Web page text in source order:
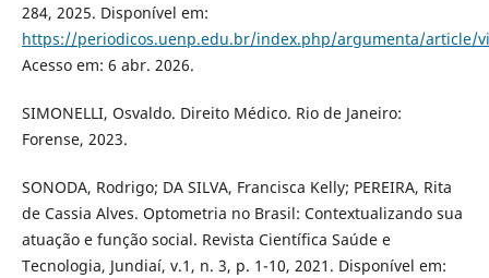
284, 2025. Disponível em:
https://periodicos.uenp.edu.br/index.php/argumenta/article/
Acesso em: 6 abr. 2026.
SIMONELLI, Osvaldo. Direito Médico. Rio de Janeiro:
Forense, 2023.
SONODA, Rodrigo; DA SILVA, Francisca Kelly; PEREIRA, Rita
de Cassia Alves. Optometria no Brasil: Contextualizando sua
atuação e função social. Revista Científica Saúde e
Tecnologia, Jundiaí, v.1, n. 3, p. 1-10, 2021. Disponível em: